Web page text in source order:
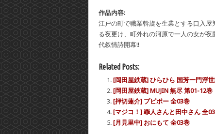
作品内容:
江戸の町で職業斡旋を生業とする口入
る夜更け、町外れの河原で一人の女が
代叙情詩開幕!!
Related Posts:
[岡田屋鉄蔵] ひらひら 国芳一門浮
[岡田屋鉄蔵] MUJIN 無尽 第01-12巻
[押切蓮介] プピポー 全03巻
[マジコ！] 罪人さんと田中さん 全
[月見里中] おにもて 全03巻